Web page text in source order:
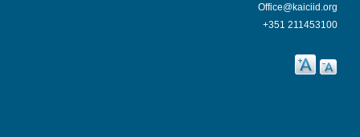
Office@kaiciid.org
+351 211453100